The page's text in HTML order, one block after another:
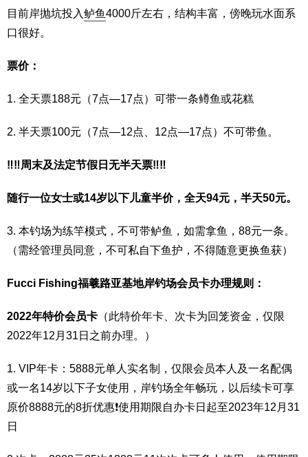
目前岸抛坑投入鲈鱼4000斤左右，结构丰富，傍晚玩水面系
口很好。
票价：
1. 全天票188元（7点—17点）可带一条鳟鱼或花糕
2. 半天票100元（7点—12点、12点—17点）不可带鱼。
‼️‼️周末及法定节假日无半天票‼️‼️
随行一位女士或14岁以下儿童半价，全天94元，半天50元。
3. 本钓场为练竿模式，不可带鲈鱼，如需拿鱼，88元一条。
（需经管理员同意，不可私自下鱼护，不得随意更换鱼获）
Fucci Fishing福羲路亚基地岸钓场会员卡办理规则：
2022年特价会员卡 （此特价年卡、次卡为回笼资金，仅限
2022年12月31日之前办理。）
1. VIP年卡：5888元单人实名制，仅限会员本人及一名配偶
或一名14岁以下子女使用，岸钓场全年畅玩，以后续卡可享
原价8888元的8折优惠❗️使用期限自办卡日起至2023年12月31
日